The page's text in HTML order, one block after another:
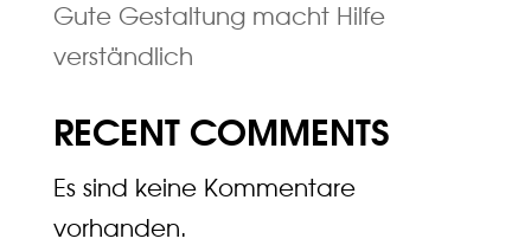
Gute Gestaltung macht Hilfe
verständlich
RECENT COMMENTS
Es sind keine Kommentare
vorhanden.